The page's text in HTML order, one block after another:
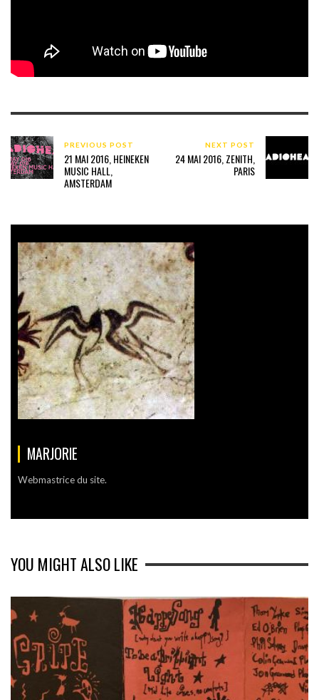
PREVIOUS POST
21 MAI 2016, HEINEKEN
MUSIC HALL,
AMSTERDAM
NEXT POST
24 MAI 2016, ZENITH,
PARIS
MARJORIE
Webmastrice du site.
YOU MIGHT ALSO LIKE